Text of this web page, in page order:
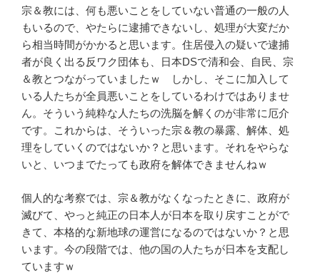
宗＆教には、何も悪いことをしていない普通の一般の人
もいるので、やたらに逮捕できないし、処理が大変だか
ら相当時間がかかると思います。住居侵入の疑いで逮捕
者が良く出る反ワク団体も、日本DSで清和会、自民、宗
＆教とつながっていましたｗ しかし、そこに加入して
いる人たちが全員悪いことをしているわけではありませ
ん。そういう純粋な人たちの洗脳を解くのが非常に厄介
です。これからは、そういった宗＆教の暴露、解体、処
理をしていくのではないか？と思います。それをやらな
いと、いつまでたっても政府を解体できませんねｗ
個人的な考察では、宗＆教がなくなったときに、政府が
滅びて、やっと純正の日本人が日本を取り戻すことがで
きて、本格的な新地球の運営になるのではないか？と思
います。今の段階では、他の国の人たちが日本を支配し
ていますｗ